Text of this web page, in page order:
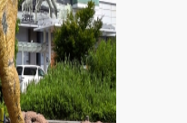
ス
ク
ラ
ブ
を